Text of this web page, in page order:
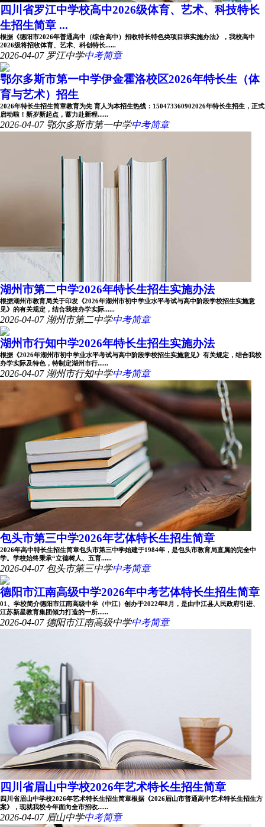
四川省罗江中学校高中2026级体育、艺术、科技特长
生招生简章 ...
根据《德阳市2026年普通高中（综合高中）招收特长特色类项目班实施办法》，我校高中
2026级将招收体育、艺术、科创特长......
2026-04-07 罗江中学中考简章
鄂尔多斯市第一中学伊金霍洛校区2026年特长生（体
育与艺术）招生
2026年特长生招生简章教育为先 育人为本招生热线：150473360902026年特长生招生，正式
启动啦！新岁新起点，蓄力赴新程......
2026-04-07 鄂尔多斯市第一中学中考简章
湖州市第二中学2026年特长生招生实施办法
根据湖州市教育局关于印发《2026年湖州市初中学业水平考试与高中阶段学校招生实施意
见》的有关规定，结合我校办学实际......
2026-04-07 湖州市第二中学中考简章
湖州市行知中学2026年特长生招生实施办法
根据《2026年湖州市初中学业水平考试与高中阶段学校招生实施意见》有关规定，结合我校
办学实际及特色，特制定湖州市行......
2026-04-07 湖州市行知中学中考简章
包头市第三中学2026年艺体特长生招生简章
2026年高中特长生招生简章包头市第三中学始建于1984年，是包头市教育局直属的完全中
学。学校始终秉承“立德树人、五育......
2026-04-07 包头市第三中学中考简章
德阳市江南高级中学2026年中考艺体特长生招生简章
01、学校简介德阳市江南高级中学（中江）创办于2022年8月，是由中江县人民政府引进、
江苏新星教育集团倾力打造的一所......
2026-04-07 德阳市江南高级中学中考简章
四川省眉山中学校2026年艺术特长生招生简章
四川省眉山中学校2026年艺术特长生招生简章根据《2026眉山市普通高中艺术特长生招生方
案》，现就我校今年面向全市招收......
2026-04-07 眉山中学中考简章